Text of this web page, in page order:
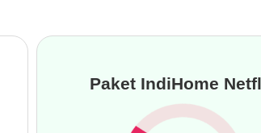
Paket IndiHome